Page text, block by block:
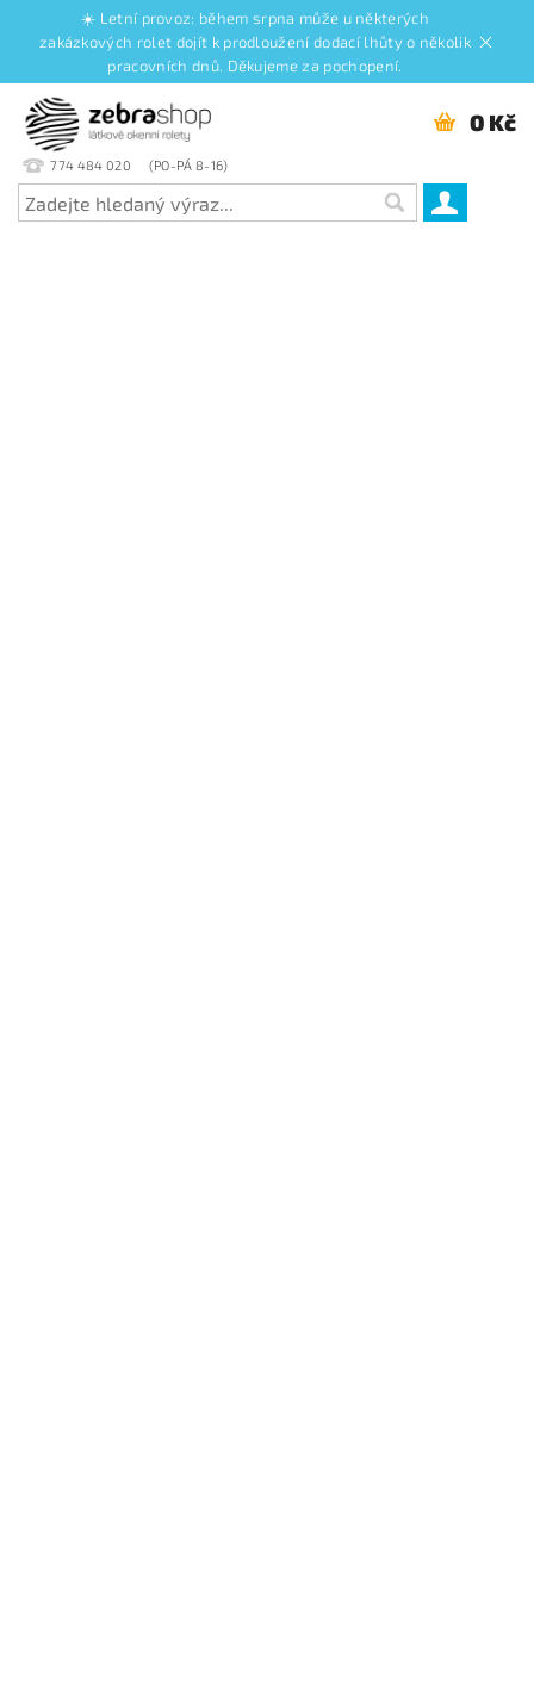
☀️ Letní provoz: během srpna může u některých
zakázkových rolet dojít k prodloužení dodací lhůty o několik
pracovních dnů. Děkujeme za pochopení.
774 484 020
0 Kč